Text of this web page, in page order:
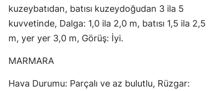
kuzeybatıdan, batısı kuzeydoğudan 3 ila 5
kuvvetinde, Dalga: 1,0 ila 2,0 m, batısı 1,5 ila 2,5
m, yer yer 3,0 m, Görüş: İyi.
MARMARA
Hava Durumu: Parçalı ve az bulutlu, Rüzgar: